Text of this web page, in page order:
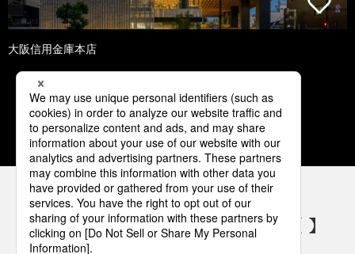
大阪信用金庫本店
1 2 3 4 5
パナソニックの電気設備 SNSアカウント